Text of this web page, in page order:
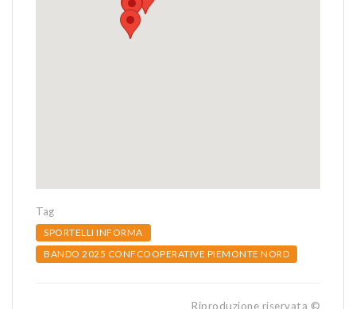
Tag
SPORTELLI INFORMA
BANDO 2025 CONFCOOPERATIVE PIEMONTE NORD
Riproduzione riservata ©